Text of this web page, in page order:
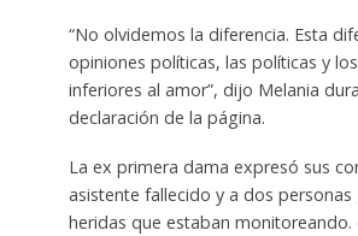
“No olvidemos la diferencia. Esta
opiniones políticas, las políticas y
inferiores al amor”, dijo Melania
declaración de la página.
La ex primera dama expresó sus
asistente fallecido y a dos personas
heridas que estaban monitoreando.